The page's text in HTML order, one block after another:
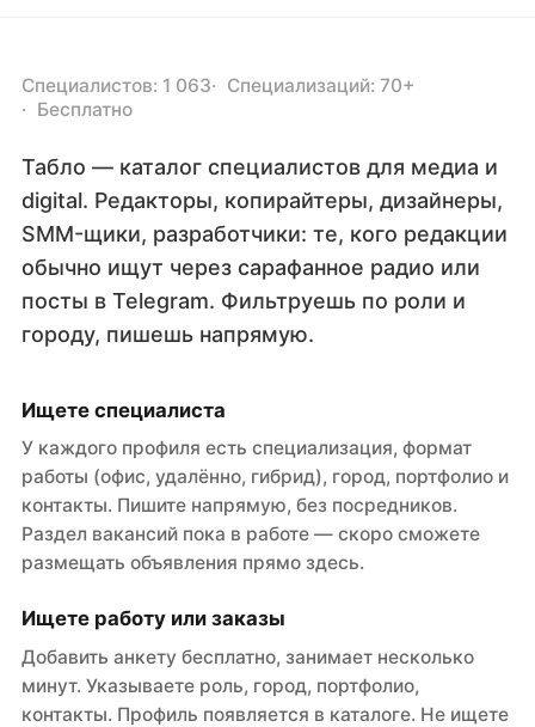
Специалистов: 1 063
Специализаций: 70+
Бесплатно
Табло — каталог специалистов для медиа и
digital. Редакторы, копирайтеры, дизайнеры,
SMM-щики, разработчики: те, кого редакции
обычно ищут через сарафанное радио или
посты в Telegram. Фильтруешь по роли и
городу, пишешь напрямую.
Ищете специалиста
У каждого профиля есть специализация, формат
работы (офис, удалённо, гибрид), город, портфолио и
контакты. Пишите напрямую, без посредников.
Раздел вакансий пока в работе — скоро сможете
размещать объявления прямо здесь.
Ищете работу или заказы
Добавить анкету бесплатно, занимает несколько
минут. Указываете роль, город, портфолио,
контакты. Профиль появляется в каталоге. Не ищете